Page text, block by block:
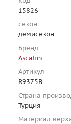
15826
сезон
демисезон
Бренд
Ascalini
Артикул
R9375B
Страна
Турция
Материал